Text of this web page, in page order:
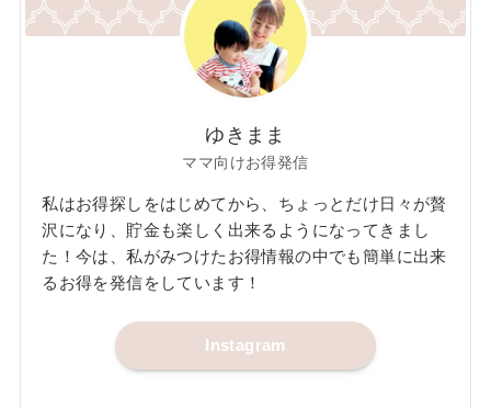
ゆきまま
ママ向けお得発信
私はお得探しをはじめてから、ちょっとだけ日々が贅
沢になり、貯金も楽しく出来るようになってきまし
た！今は、私がみつけたお得情報の中でも簡単に出来
るお得を発信をしています！
Instagram